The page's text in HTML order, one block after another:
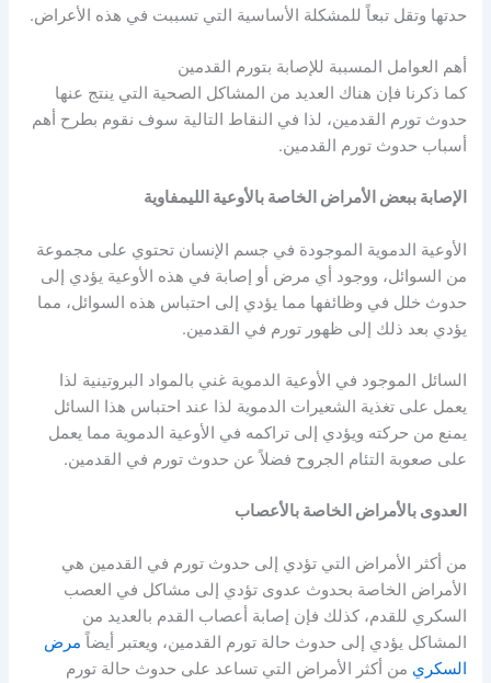
حدتها وتقل تبعاً للمشكلة الأساسية التي تسببت في هذه الأعراض.
أهم العوامل المسببة للإصابة بتورم القدمين
كما ذكرنا فإن هناك العديد من المشاكل الصحية التي ينتج عنها
حدوث تورم القدمين، لذا في النقاط التالية سوف نقوم بطرح أهم
أسباب حدوث تورم القدمين.
الإصابة ببعض الأمراض الخاصة بالأوعية الليمفاوية
الأوعية الدموية الموجودة في جسم الإنسان تحتوي على مجموعة
من السوائل، ووجود أي مرض أو إصابة في هذه الأوعية يؤدي إلى
حدوث خلل في وظائفها مما يؤدي إلى احتباس هذه السوائل، مما
يؤدي بعد ذلك إلى ظهور تورم في القدمين.
السائل الموجود في الأوعية الدموية غني بالمواد البروتينية لذا
يعمل على تغذية الشعيرات الدموية لذا عند احتباس هذا السائل
يمنع من حركته ويؤدي إلى تراكمه في الأوعية الدموية مما يعمل
على صعوبة التئام الجروح فضلاً عن حدوث تورم في القدمين.
العدوى بالأمراض الخاصة بالأعصاب
من أكثر الأمراض التي تؤدي إلى حدوث تورم في القدمين هي
الأمراض الخاصة بحدوث عدوى تؤدي إلى مشاكل في العصب
السكري للقدم، كذلك فإن إصابة أعصاب القدم بالعديد من
المشاكل يؤدي إلى حدوث حالة تورم القدمين، ويعتبر أيضاً مرض
السكري من أكثر الأمراض التي تساعد على حدوث حالة تورم